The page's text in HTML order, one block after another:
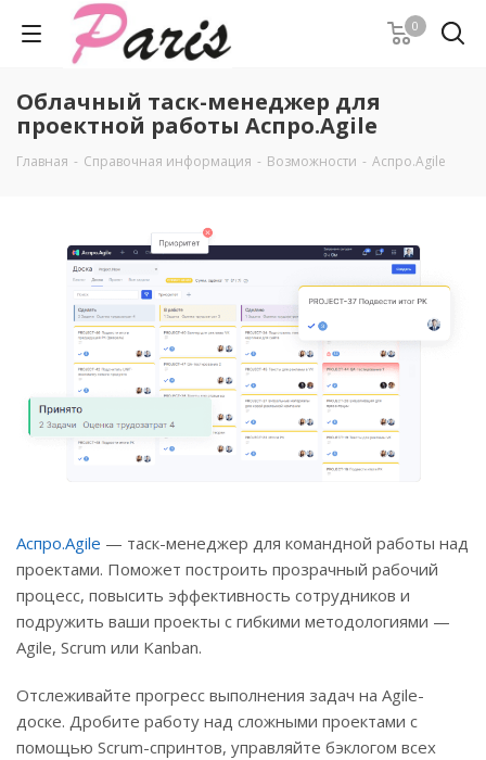
0
Облачный таск-менеджер для
проектной работы Аспро.Agile
Главная - Справочная информация - Возможности - Аспро.Agile
Аспро.Agile — таск-менеджер для командной работы над
проектами. Поможет построить прозрачный рабочий
процесс, повысить эффективность сотрудников и
подружить ваши проекты с гибкими методологиями —
Agile, Scrum или Kanban.
Отслеживайте прогресс выполнения задач на Agile-
доске. Дробите работу над сложными проектами с
помощью Scrum-спринтов, управляйте бэклогом всех